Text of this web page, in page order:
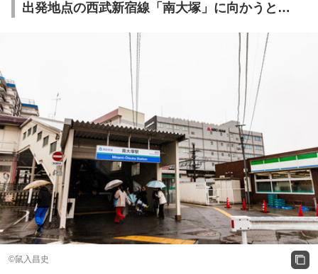
出発地点の西武新宿線「南大塚」に向かうと…
©鼠入昌史